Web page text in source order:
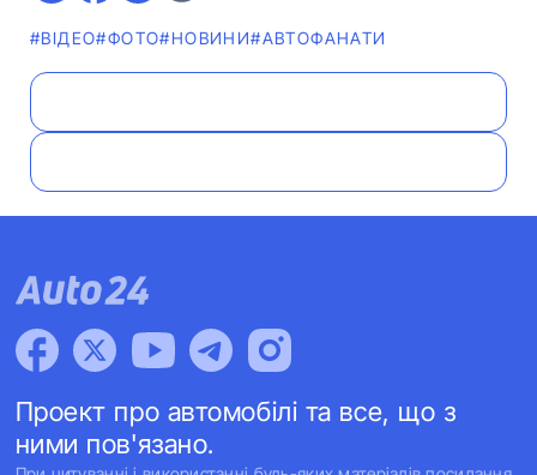
#ВІДЕО#ФОТО#НОВИНИ#АВТОФАНАТИ
Проект про автомобілі та все, що з
ними пов'язано.